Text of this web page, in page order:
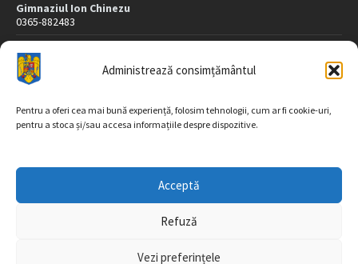
Administrează consimțământul
Pentru a oferi cea mai bună experiență, folosim tehnologii, cum ar fi cookie-uri,
pentru a stoca și/sau accesa informațiile despre dispozitive.
Acceptă
Refuză
Vezi preferințele
Gimnaziul Ion Chinezu
0365-882483
0265-323507
Poliție
547565 Sântana de Mureş
Tel/fax: 0265-323517, 323518